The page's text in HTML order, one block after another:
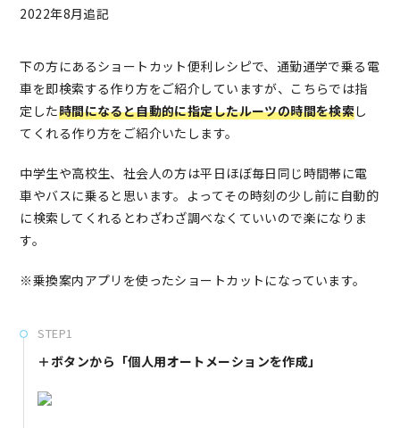
2022年8月追記
下の方にあるショートカット便利レシピで、通勤通学で乗る電
車を即検索する作り方をご紹介していますが、こちらでは指
定した時間になると自動的に指定したルーツの時間を検索し
てくれる作り方をご紹介いたします。
中学生や高校生、社会人の方は平日ほぼ毎日同じ時間帯に電
車やバスに乗ると思います。よってその時刻の少し前に自動的
に検索してくれるとわざわざ調べなくていいので楽になりま
す。
※乗換案内アプリを使ったショートカットになっています。
STEP1
＋ボタンから「個人用オートメーションを作成」